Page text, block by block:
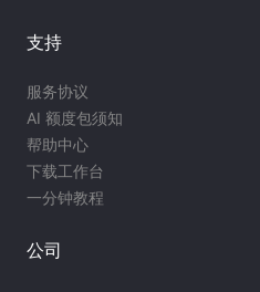
支持
服务协议
AI 额度包须知
帮助中心
下载工作台
一分钟教程
公司